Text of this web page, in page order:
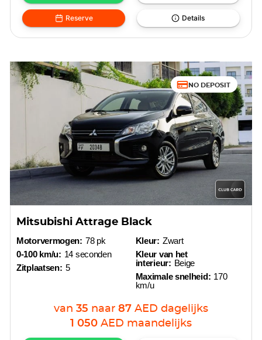
Reserve Details
NO DEPOSIT
Mitsubishi Attrage Black
Motorvermogen: 78 pk
0-100 km/u: 14 seconden
Zitplaatsen: 5
Kleur: Zwart
Kleur van het
interieur: Beige
Maximale snelheid: 170
km/u
van 35 naar 87 AED dagelijks
1 050 AED maandelijks